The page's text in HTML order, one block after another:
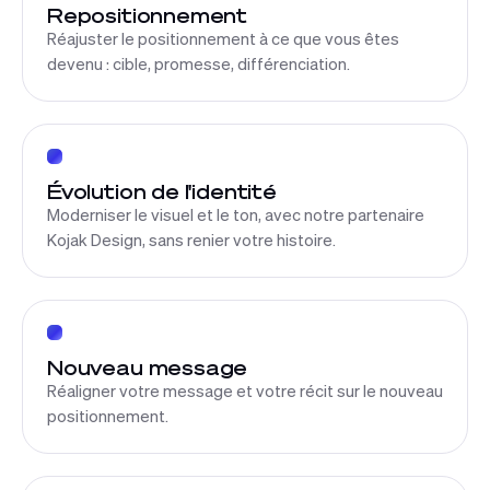
Repositionnement
Réajuster le positionnement à ce que vous êtes
devenu : cible, promesse, différenciation.
Évolution de l'identité
Moderniser le visuel et le ton, avec notre partenaire
Kojak Design, sans renier votre histoire.
Nouveau message
Réaligner votre message et votre récit sur le nouveau
positionnement.